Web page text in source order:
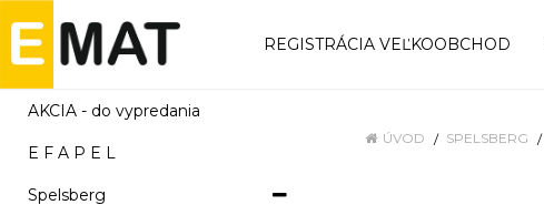
REGISTRÁCIA VEĽKOOBCHOD
AKCIA - do vypredania
E F A P E L
Spelsberg
ÚVOD SPELSBERG